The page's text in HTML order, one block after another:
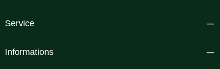
Service
Informations